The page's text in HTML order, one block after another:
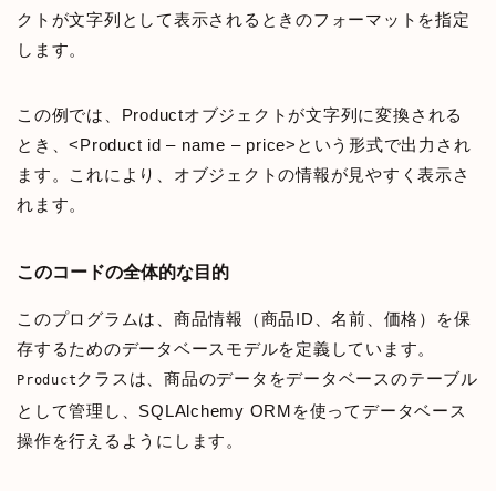
クトが文字列として表示されるときのフォーマットを指定
します。
この例では、Productオブジェクトが文字列に変換される
とき、<Product id – name – price>という形式で出力され
ます。これにより、オブジェクトの情報が見やすく表示さ
れます。
このコードの全体的な目的
このプログラムは、商品情報（商品ID、名前、価格）を保
存するためのデータベースモデルを定義しています。
Product クラスは、商品のデータをデータベースのテーブル
として管理し、SQLAlchemy ORMを使ってデータベース
操作を行えるようにします。